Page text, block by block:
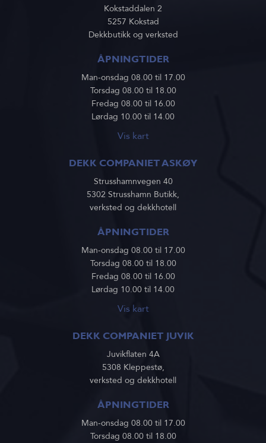
Kokstaddalen 2
5257 Kokstad
Dekkbutikk og verksted
ÅPNINGTIDER
Man-onsdag 08.00 til 17.00
Torsdag 08.00 til 18.00
Fredag 08.00 til 16.00
Lørdag 10.00 til 14.00
Vis kart
DEKK COMPANIET ASKØY
Strusshamnvegen 40
5302 Strusshamn Butikk,
verksted og dekkhotell
ÅPNINGTIDER
Man-onsdag 08.00 til 17.00
Torsdag 08.00 til 18.00
Fredag 08.00 til 16.00
Lørdag 10.00 til 14.00
Vis kart
DEKK COMPANIET JUVIK
Juvikflaten 4A
5308 Kleppestø,
verksted og dekkhotell
ÅPNINGTIDER
Man-onsdag 08.00 til 17.00
Torsdag 08.00 til 18.00